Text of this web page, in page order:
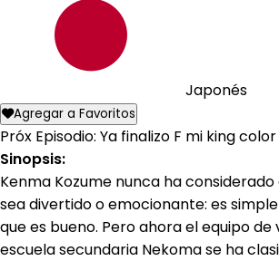
Japonés
Agregar a Favoritos
Próx Episodio: Ya finalizo F mi king
Sinopsis:
Kenma Kozume nunca ha
sea divertido o emocionante: es
que es bueno. Pero ahora el equipo de
escuela secundaria Nekoma se ha